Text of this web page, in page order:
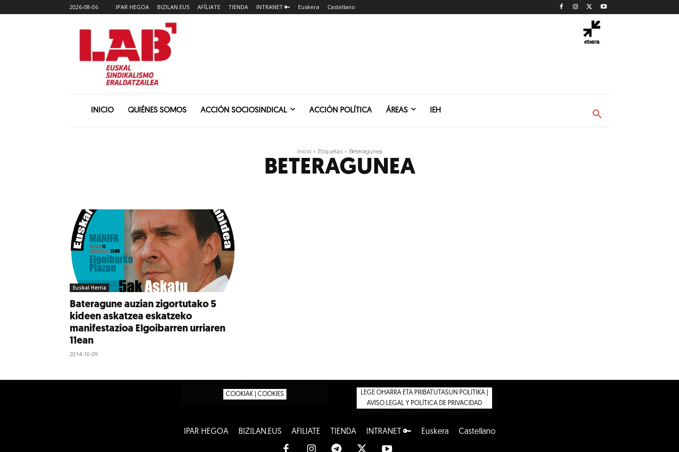
2026-08-06 IPAR HEGOA BIZILAN.EUS AFÍLIATE TIENDA INTRANET 🔑 Euskera Castellano
INICIO QUIÉNES SOMOS ACCIÓN SOCIOSINDICAL ACCIÓN POLÍTICA ÁREAS IEH
Inicio Etiquetas Beteragunea
BETERAGUNEA
Euskal Herria
Bateragune auzian zigortutako 5
kideen askatzea eskatzeko
manifestazioa Elgoibarren urriaren
11ean
2014-10-09
COOKIAK | COOKIES
LEGE OHARRA ETA PRIBATUTASUN POLITIKA |
AVISO LEGAL Y POLÍTICA DE PRIVACIDAD
IPAR HEGOA BIZILAN.EUS AFÍLIATE TIENDA INTRANET 🔑 Euskera Castellano